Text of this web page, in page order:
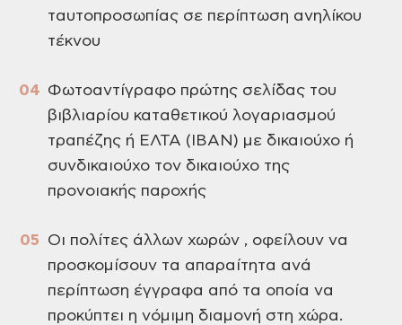
ταυτοπροσωπίας σε περίπτωση ανηλίκου
τέκνου
Φωτοαντίγραφο πρώτης σελίδας του
βιβλιαρίου καταθετικού λογαριασμού
τραπέζης ή ΕΛΤΑ (ΙΒΑΝ) με δικαιούχο ή
συνδικαιούχο τον δικαιούχο της
προνοιακής παροχής
Οι πολίτες άλλων χωρών , οφείλουν να
προσκομίσουν τα απαραίτητα ανά
περίπτωση έγγραφα από τα οποία να
προκύπτει η νόμιμη διαμονή στη χώρα.